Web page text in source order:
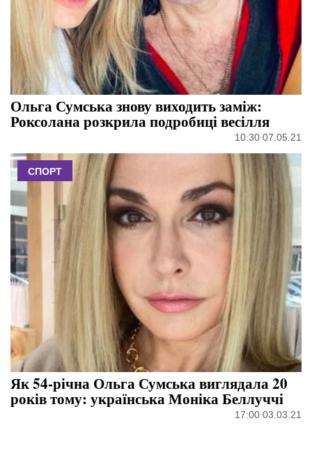
Ольга Сумська знову виходить заміж:
Роксолана розкрила подробиці весілля
10:30 07.05.21
СПОРТ
Як 54-річна Ольга Сумська виглядала 20
років тому: українська Моніка Беллуччі
17:00 03.03.21